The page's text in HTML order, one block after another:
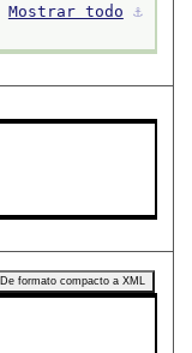
Mostrar todo ⚓︎
De formato compacto a XML